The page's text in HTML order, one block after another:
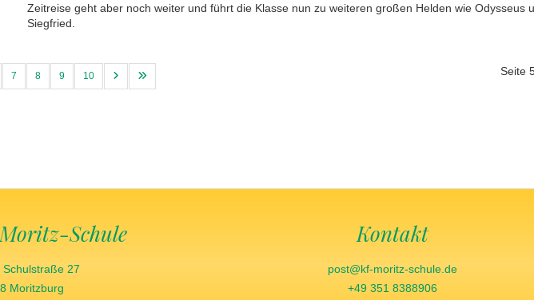
Zeitreise geht aber noch weiter und führt die Klasse nun zu weiteren großen Helden wie Odysseus
Siegfried.
Seite
7 8 9 10
Schule
Schulstraße 27
Moritzburg
Kontakt
post@kf-moritz-schule.de
+49 351 8388906